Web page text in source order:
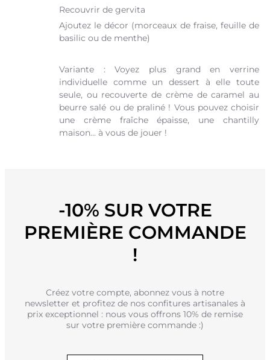
Recouvrir de gervita
Ajoutez le décor (morceaux de fraise, feuille de
basilic ou de menthe)
Variante : Voyez plus grand en verrine
individuelle comme un dessert à elle toute
seule, ou recouverte de crème de caramel au
beurre salé ou de praliné ! Vous pouvez choisir
une crème fraîche épaisse, une chantilly
maison... à vous de jouer !
-10% SUR VOTRE
PREMIÈRE COMMANDE
!
Créez votre compte, abonnez vous à notre
newsletter et profitez de nos confitures artisanales à
prix exceptionnel : nous vous offrons 10% de remise
sur votre première commande :)